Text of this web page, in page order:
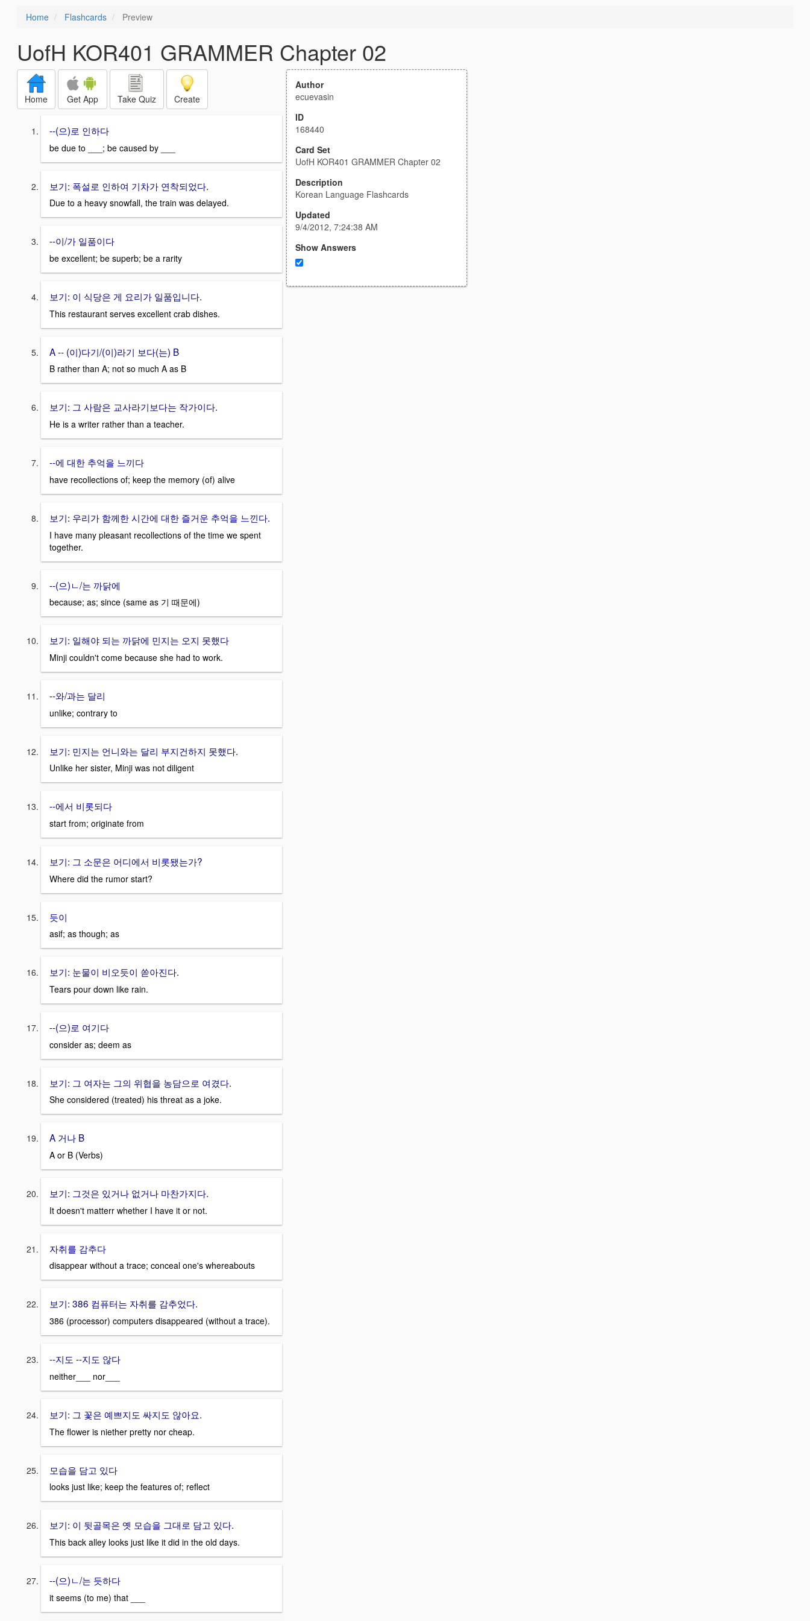
Home Flashcards Preview
UofH KOR401 GRAMMER Chapter 02
Home Get App Take Quiz Create
--(으)로 인하다
be due to ___; be caused by ___
보기: 폭설로 인하여 기차가 연착되었다.
Due to a heavy snowfall, the train was delayed.
--이/가 일품이다
be excellent; be superb; be a rarity
보기: 이 식당은 게 요리가 일품입니다.
This restaurant serves excellent crab dishes.
A -- (이)다기/(이)라기 보다(는) B
B rather than A; not so much A as B
보기: 그 사람은 교사라기보다는 작가이다.
He is a writer rather than a teacher.
--에 대한 추억을 느끼다
have recollections of; keep the memory (of) alive
보기: 우리가 함께한 시간에 대한 즐거운 추억을 느낀다.
I have many pleasant recollections of the time we spent
together.
--(으)ㄴ/는 까닭에
because; as; since (same as 기 때문에)
보기: 일해야 되는 까닭에 민지는 오지 못했다
Minji couldn't come because she had to work.
--와/과는 달리
unlike; contrary to
보기: 민지는 언니와는 달리 부지건하지 못했다.
Unlike her sister, Minji was not diligent
--에서 비롯되다
start from; originate from
보기: 그 소문은 어디에서 비롯됐는가?
Where did the rumor start?
듯이
asif; as though; as
보기: 눈물이 비오듯이 쏟아진다.
Tears pour down like rain.
--(으)로 여기다
consider as; deem as
보기: 그 여자는 그의 위협을 농담으로 여겼다.
She considered (treated) his threat as a joke.
A 거나 B
A or B (Verbs)
보기: 그것은 있거나 없거나 마찬가지다.
It doesn't matterr whether I have it or not.
자취를 감추다
disappear without a trace; conceal one's whereabouts
보기: 386 컴퓨터는 자취를 감추었다.
386 (processor) computers disappeared (without a trace).
--지도 --지도 않다
neither___ nor___
보기: 그 꽃은 예쁘지도 싸지도 않아요.
The flower is niether pretty nor cheap.
모습을 담고 있다
looks just like; keep the features of; reflect
보기: 이 뒷골목은 옛 모습을 그대로 담고 있다.
This back alley looks just like it did in the old days.
--(으)ㄴ/는 듯하다
it seems (to me) that ___
Author
ecuevasin
ID
168440
Card Set
UofH KOR401 GRAMMER Chapter 02
Description
Korean Language Flashcards
Updated
9/4/2012, 7:24:38 AM
Show Answers